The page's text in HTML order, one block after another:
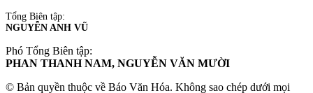
Tổng Biên tập:
NGUYỄN ANH VŨ
Phó Tổng Biên tập:
PHAN THANH NAM, NGUYỄN VĂN MƯỜI
© Bản quyền thuộc về Báo Văn Hóa. Không sao chép dưới mọi